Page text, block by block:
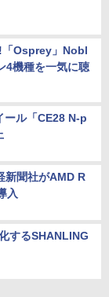
「Osprey」Nobl
4機種を一気に聴
ール「CE28 N-p
新聞社がAMD R
入
するSHANLING